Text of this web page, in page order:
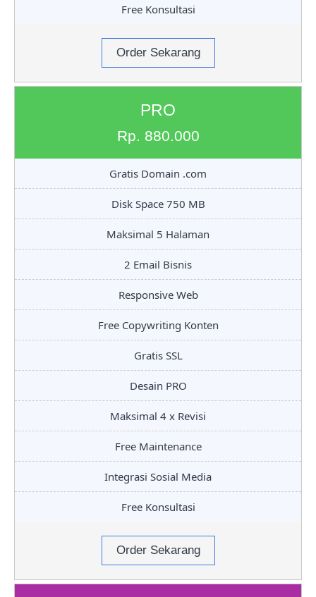
Free Konsultasi
Order Sekarang
PRO
Rp. 880.000
Gratis Domain .com
Disk Space 750 MB
Maksimal 5 Halaman
2 Email Bisnis
Responsive Web
Free Copywriting Konten
Gratis SSL
Desain PRO
Maksimal 4 x Revisi
Free Maintenance
Integrasi Sosial Media
Free Konsultasi
Order Sekarang